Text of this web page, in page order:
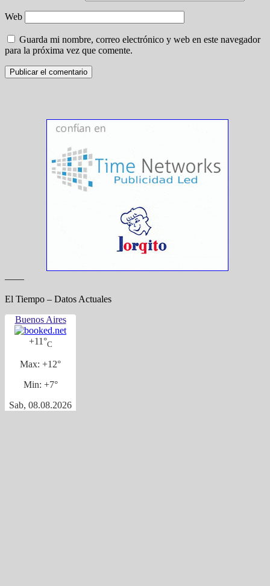
Web
Guarda mi nombre, correo electrónico y web en este navegador
para la próxima vez que comente.
——
El Tiempo – Datos Actuales
Buenos Aires
+11°C
Max: +12°
Min: +7°
Sab, 08.08.2026